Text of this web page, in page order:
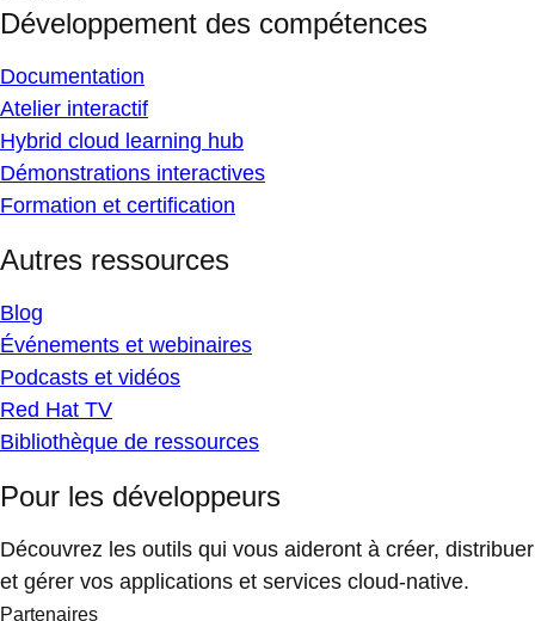
Développement des compétences
Documentation
Atelier interactif
Hybrid cloud learning hub
Démonstrations interactives
Formation et certification
Autres ressources
Blog
Événements et webinaires
Podcasts et vidéos
Red Hat TV
Bibliothèque de ressources
Pour les développeurs
Découvrez les outils qui vous aideront à créer, distribuer
et gérer vos applications et services cloud-native.
Partenaires